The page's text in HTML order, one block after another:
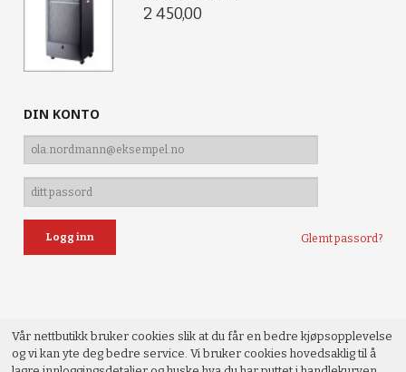
2 450,00
DIN KONTO
Glemt passord?
Vår nettbutikk bruker cookies slik at du får en bedre kjøpsopplevelse
og vi kan yte deg bedre service. Vi bruker cookies hovedsaklig til å